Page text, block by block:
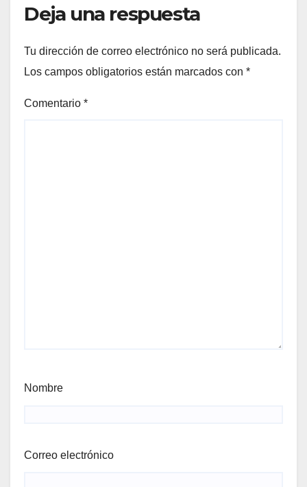
Deja una respuesta
Tu dirección de correo electrónico no será publicada.
Los campos obligatorios están marcados con *
Comentario *
Nombre
Correo electrónico